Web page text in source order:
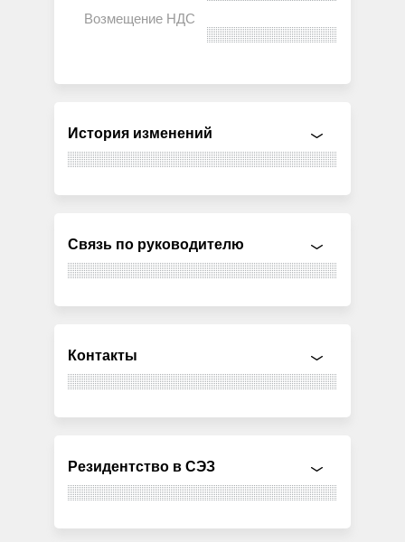
История изменений
Связь по руководителю
Контакты
Резидентство в СЭЗ